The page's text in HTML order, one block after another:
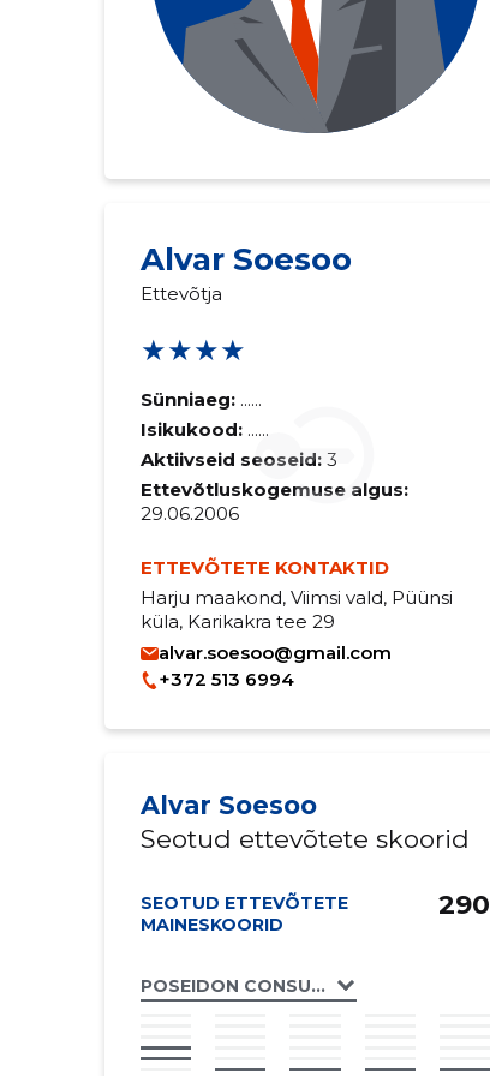
Alvar Soesoo
Ettevõtja
★★★★
Sünniaeg: ......
Isikukood: ......
Aktiivseid seoseid: 3
Ettevõtluskogemuse algus:
29.06.2006
ETTEVÕTETE KONTAKTID
Harju maakond, Viimsi vald, Püünsi
küla, Karikakra tee 29
alvar.soesoo@gmail.com
+372 513 6994
Alvar Soesoo
Seotud ettevõtete skoorid
SEOTUD ETTEVÕTETE
MAINESKOORID
POSEIDON CONSULT OÜ
290